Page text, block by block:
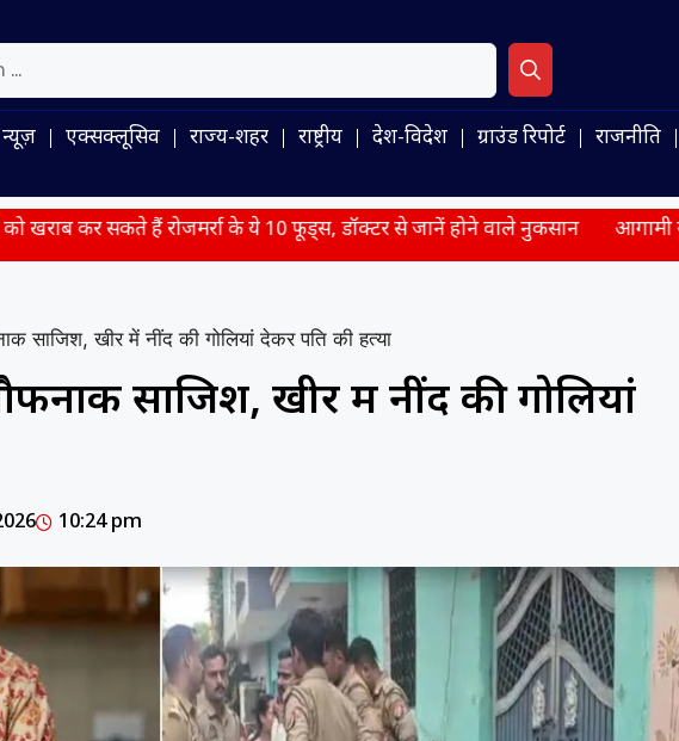
न्यूज़ एक्सक्लूसिव राज्य-शहर राष्ट्रीय देश-विदेश ग्राउंड रिपोर्ट राजनीति
हैं रोजमर्रा के ये 10 फूड्स, डॉक्टर से जानें होने वाले नुकसान आगामी सीरीज और
साजिश, खीर में नींद की गोलियां देकर पति की हत्या
साजिश, खीर में नींद की गोलियां
10:24 pm